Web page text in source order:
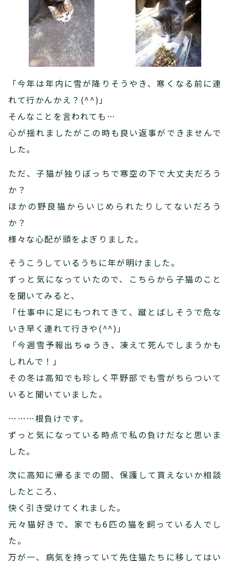
「今年は年内に雪が降りそうやき、寒くなる前に連
れて行かんかえ？(^^)」
そんなことを言われても…
心が揺れましたがこの時も良い返事ができませんで
した。
ただ、子猫が独りぼっちで寒空の下で大丈夫だろう
か？
ほかの野良猫からいじめられたりしてないだろう
か？
様々な心配が頭をよぎりました。
そうこうしているうちに年が明けました。
ずっと気になっていたので、こちらから子猫のこと
を聞いてみると、
「仕事中に足にもつれてきて、蹴とばしそうで危な
いき早く連れて行きや(^^)」
「今週雪予報出ちゅうき、凍えて死んでしまうかも
しれんで！」
その冬は高知でも珍しく平野部でも雪がちらついて
いると聞いていました。
………根負けです。
ずっと気になっている時点で私の負けだなと思いま
した。
次に高知に帰るまでの間、保護して貰えないか相談
したところ、
快く引き受けてくれました。
元々猫好きで、家でも6匹の猫を飼っている人でし
た。
万が一、病気を持っていて先住猫たちに移してはい